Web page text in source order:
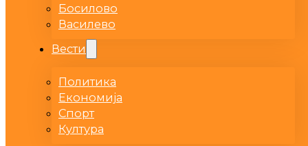
Босилово
Василево
Вести
Политика
Економија
Спорт
Култура